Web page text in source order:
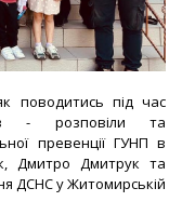
поводитись під час
- розповіли та
превенції ГУНП в
Дмитро Дмитрук та
ДСНС у Житомирській